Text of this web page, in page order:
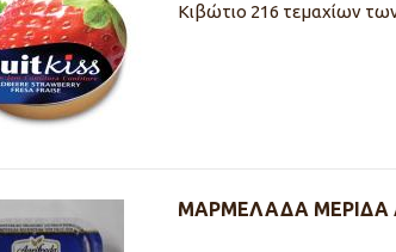
Κιβώτιο 216 τεμαχίων
ΜΑΡΜΕΛΑΔΑ ΜΕΡΙΔΑ